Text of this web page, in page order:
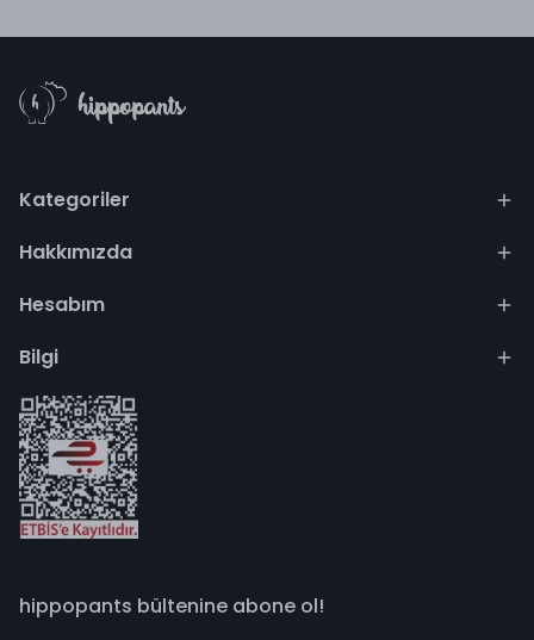
Kategoriler
Hakkımızda
Hesabım
Bilgi
hippopants bültenine abone ol!